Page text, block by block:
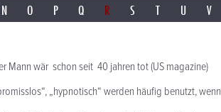
N O P Q R S T U V
Mann wär schon seit 40 jahren tot (US magazine)
„hypnotisch“ werden häufig benutzt, wenn